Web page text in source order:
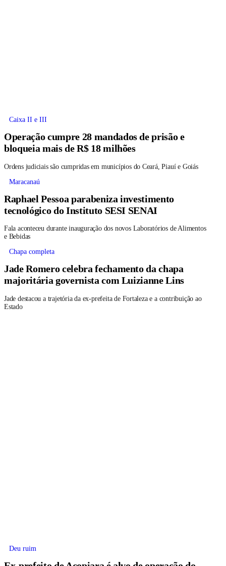
Caixa II e III
Operação cumpre 28 mandados de prisão e
bloqueia mais de R$ 18 milhões
Ordens judiciais são cumpridas em municípios do Ceará, Piauí e Goiás
Maracanaú
Raphael Pessoa parabeniza investimento
tecnológico do Instituto SESI SENAI
Fala aconteceu durante inauguração dos novos Laboratórios de Alimentos
e Bebidas
Chapa completa
Jade Romero celebra fechamento da chapa
majoritária governista com Luizianne Lins
Jade destacou a trajetória da ex-prefeita de Fortaleza e a contribuição ao
Estado
Deu ruim